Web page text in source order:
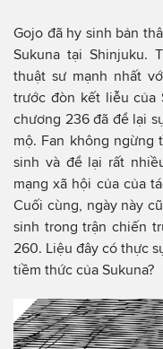
Gojo đã hy sinh bản
Sukuna tại Shinjuku.
thuật sư mạnh nhất
trước đòn kết liễu của
chương 236 đã để lại
mộ. Fan không ngừng
sinh và để lại rất
mạng xã hội của của
Cuối cùng, ngày này
sinh trong trận chiến
260. Liệu đây có thực
tiềm thức của Sukuna?